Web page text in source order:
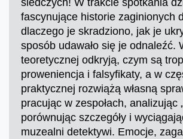
fascynujące historie zaginionych
dlaczego je skradziono, jak je
sposób udawało się je odnaleźć.
teoretycznej odkryją, czym są
proweniencja i falsyfikaty, a w
praktycznej rozwiążą własną
pracując w zespołach, analizując
porównując szczegóły i
muzealni detektywi. Emocje,